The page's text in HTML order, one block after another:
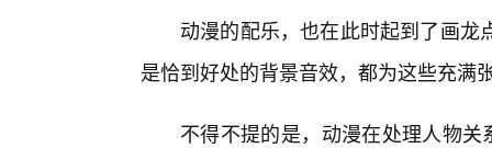
动漫的配乐，也在此时起到了画
是恰到好处的背景音效，都为这些充满
不得不提的是，动漫在处理人物关